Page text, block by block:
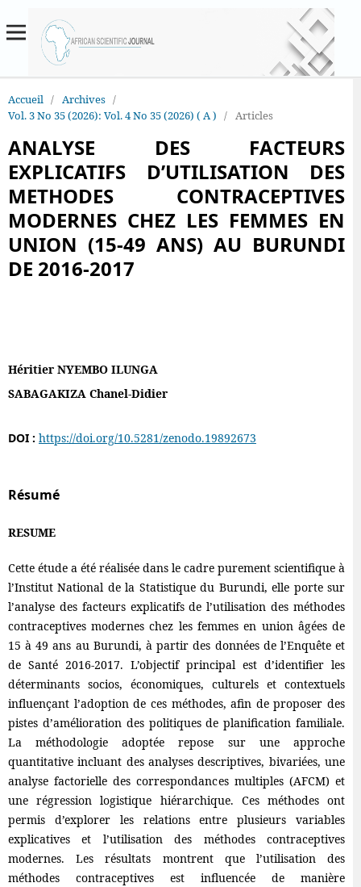
Accueil / Archives /
Vol. 3 No 35 (2026): Vol. 4 No 35 (2026) ( A ) / Articles
ANALYSE DES FACTEURS
EXPLICATIFS D’UTILISATION DES
METHODES CONTRACEPTIVES
MODERNES CHEZ LES FEMMES EN
UNION (15-49 ANS) AU BURUNDI
DE 2016-2017
Héritier NYEMBO ILUNGA
SABAGAKIZA Chanel-Didier
DOI : https://doi.org/10.5281/zenodo.19892673
Résumé
RESUME
Cette étude a été réalisée dans le cadre purement scientifique à
l’Institut National de la Statistique du Burundi, elle porte sur
l’analyse des facteurs explicatifs de l’utilisation des méthodes
contraceptives modernes chez les femmes en union âgées de
15 à 49 ans au Burundi, à partir des données de l’Enquête et
de Santé 2016-2017. L’objectif principal est d’identifier les
déterminants socios, économiques, culturels et contextuels
influençant l’adoption de ces méthodes, afin de proposer des
pistes d’amélioration des politiques de planification familiale.
La méthodologie adoptée repose sur une approche
quantitative incluant des analyses descriptives, bivariées, une
analyse factorielle des correspondances multiples (AFCM) et
une régression logistique hiérarchique. Ces méthodes ont
permis d’explorer les relations entre plusieurs variables
explicatives et l’utilisation des méthodes contraceptives
modernes. Les résultats montrent que l’utilisation des
méthodes contraceptives est influencée de manière